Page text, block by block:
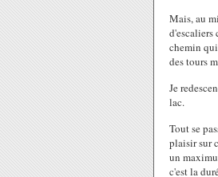
Mais, au
d'escaliers
chemin
des tours
Je
lac.
Tout se
plaisir sur
un
c'est la